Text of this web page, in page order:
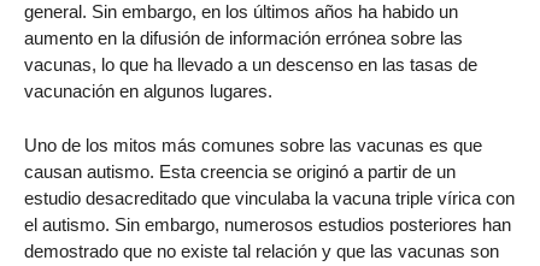
general. Sin embargo, en los últimos años ha habido un
aumento en la difusión de información errónea sobre las
vacunas, lo que ha llevado a un descenso en las tasas de
vacunación en algunos lugares.
Uno de los mitos más comunes sobre las vacunas es que
causan autismo. Esta creencia se originó a partir de un
estudio desacreditado que vinculaba la vacuna triple vírica con
el autismo. Sin embargo, numerosos estudios posteriores han
demostrado que no existe tal relación y que las vacunas son